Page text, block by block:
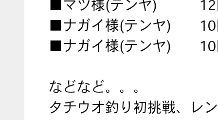
■マツ様(テンヤ) 12
■ナガイ様(テンヤ) 10
■ナガイ様(テンヤ) 10
などなど。。。
タチウオ釣り初挑戦、レ